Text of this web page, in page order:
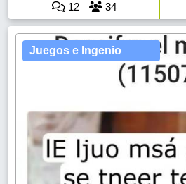
12 34
Juegos e Ingenio